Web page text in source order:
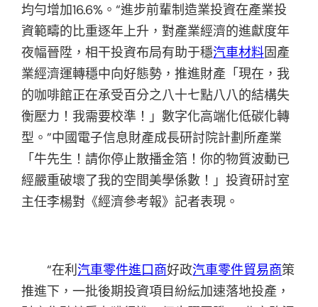
均勻增加16.6%。“進步前輩制造業投資在產業投
資範疇的比重逐年上升，對產業經濟的進獻度年
夜幅晉陞，相干投資布局有助于穩汽車材料固產
業經濟運轉穩中向好態勢，推進財產「現在，我
的咖啡館正在承受百分之八十七點八八的結構失
衡壓力！我需要校準！」數字化高端化低碳化轉
型。”中國電子信息財產成長研討院計劃所產業
「牛先生！請你停止散播金箔！你的物質波動已
經嚴重破壞了我的空間美學係數！」投資研討室
主任李楊對《經濟參考報》記者表現。
“在利汽車零件進口商好政汽車零件貿易商策
推進下，一批後期投資項目紛紜加速落地投產，